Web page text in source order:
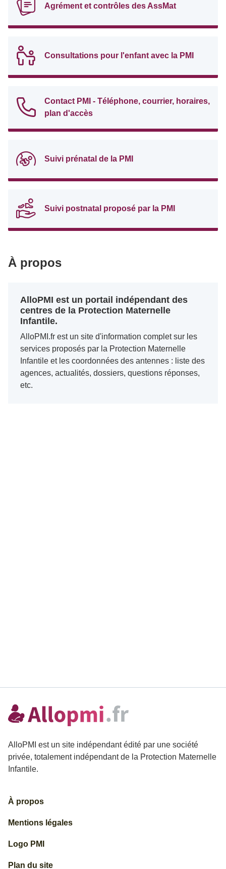
Agrément et contrôles des AssMat
Consultations pour l'enfant avec la PMI
Contact PMI - Téléphone, courrier, horaires,
plan d'accès
Suivi prénatal de la PMI
Suivi postnatal proposé par la PMI
À propos
AlloPMI est un portail indépendant des
centres de la Protection Maternelle
Infantile.
AlloPMI.fr est un site d'information complet sur les
services proposés par la Protection Maternelle
Infantile et les coordonnées des antennes : liste des
agences, actualités, dossiers, questions réponses,
etc.
AlloPMI est un site indépendant édité par une société
privée, totalement indépendant de la Protection Maternelle
Infantile.
À propos
Mentions légales
Logo PMI
Plan du site